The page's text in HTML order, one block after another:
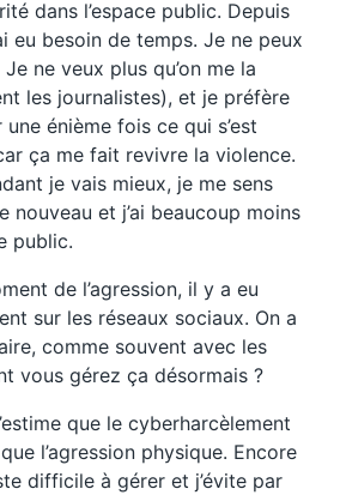
dans l’espace public. Depuis
eu besoin de temps. Je ne peux
ne veux plus qu’on me la
les journalistes), et je préfère
énième fois ce qui s’est
ça me fait revivre la violence.
je vais mieux, je me sens
nouveau et j’ai beaucoup moins
public.
de l’agression, il y a eu
sur les réseaux sociaux. On a
comme souvent avec les
vous gérez ça désormais ?
que le cyberharcèlement
l’agression physique. Encore
difficile à gérer et j’évite par